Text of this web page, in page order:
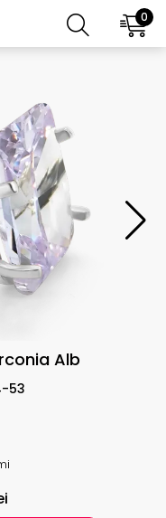
0
Alb
53